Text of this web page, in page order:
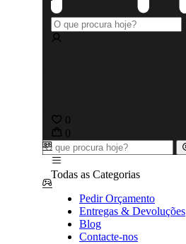
0
0
Todas as Categorias
Pedir Orçamento
Entregas & Devoluções
Blog
Contacte-nos